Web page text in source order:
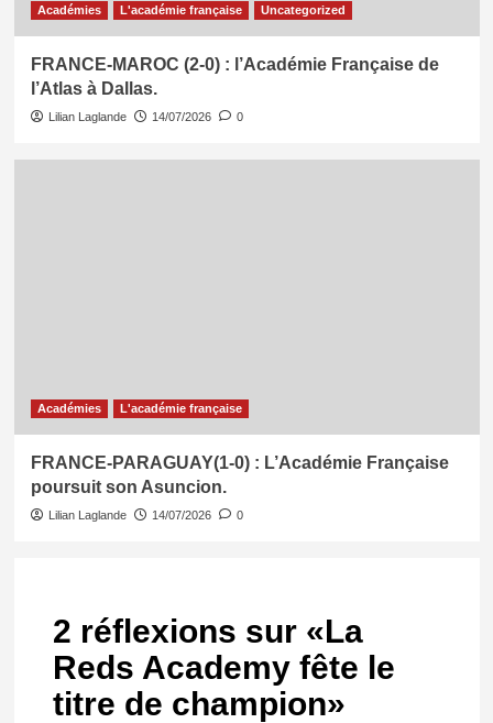
Académies L'académie française Uncategorized
FRANCE-MAROC (2-0) : l’Académie Française de
l’Atlas à Dallas.
Lilian Laglande 14/07/2026 0
Académies L'académie française
FRANCE-PARAGUAY(1-0) : L’Académie Française
poursuit son Asuncion.
Lilian Laglande 14/07/2026 0
2 réflexions sur «La
Reds Academy fête le
titre de champion»